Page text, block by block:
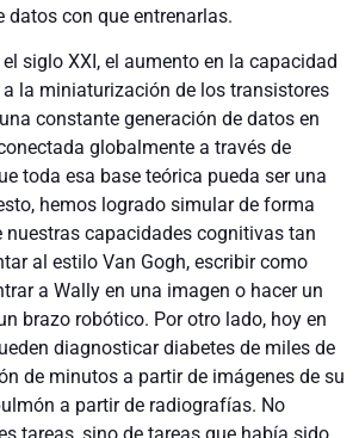
datos con que entrenarlas.
siglo XXI, el aumento en la capacidad
la miniaturización de los transistores
constante generación de datos en
globalmente a través de
toda esa base teórica pueda ser una
hemos logrado simular de forma
capacidades cognitivas tan
al estilo Van Gogh, escribir como
a Wally en una imagen o hacer un
brazo robótico. Por otro lado, hoy en
diagnosticar diabetes de miles de
de minutos a partir de imágenes de su
a partir de radiografías. No